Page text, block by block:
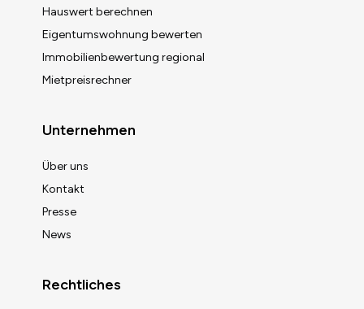
Hauswert berechnen
Eigentumswohnung bewerten
Immobilienbewertung regional
Mietpreisrechner
Unternehmen
Über uns
Kontakt
Presse
News
Rechtliches